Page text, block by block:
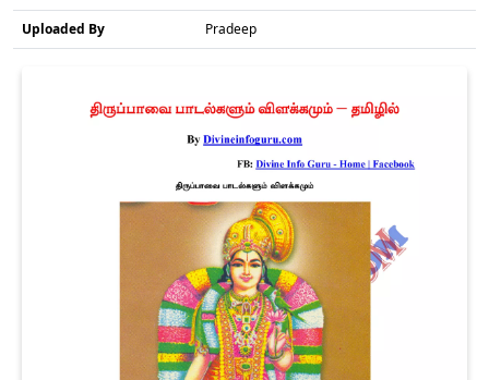
Uploaded By Pradeep